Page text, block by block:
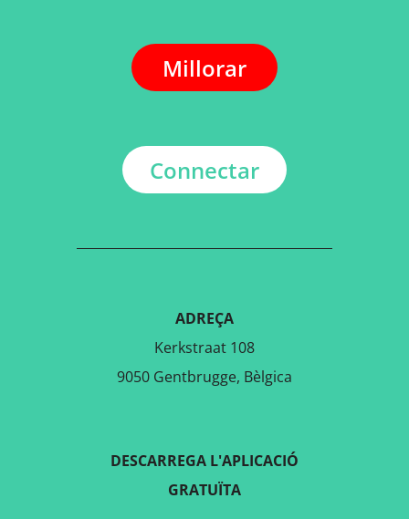
Millorar
Connectar
ADREÇA
Kerkstraat 108
9050 Gentbrugge, Bèlgica
DESCARREGA L'APLICACIÓ
GRATUÏTA